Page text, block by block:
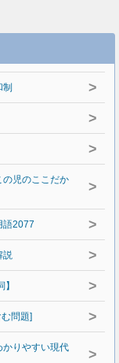
>
>
>
児のここだか
>
語2077 >
説 >
>
問題] >
りやすい現代
>